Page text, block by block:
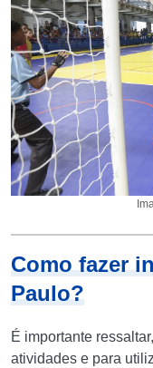
Como fazer
Paulo?
É importante
atividades e para